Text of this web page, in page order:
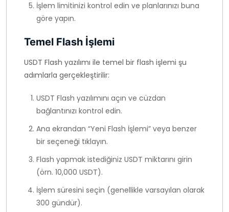
İşlem limitinizi kontrol edin ve planlarınızı buna
göre yapın.
Temel Flash İşlemi
USDT Flash yazılımı ile temel bir flash işlemi şu
adımlarla gerçekleştirilir:
USDT Flash yazılımını açın ve cüzdan
bağlantınızı kontrol edin.
Ana ekrandan “Yeni Flash İşlemi” veya benzer
bir seçeneği tıklayın.
Flash yapmak istediğiniz USDT miktarını girin
(örn. 10,000 USDT).
İşlem süresini seçin (genellikle varsayılan olarak
300 gündür).